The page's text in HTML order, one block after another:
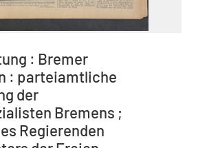
: Bremer
: parteiamtliche
der
Bremens ;
Regierenden